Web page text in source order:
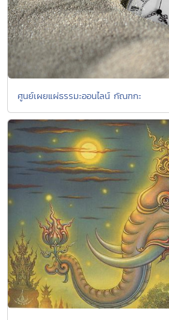
ศูนย์เผยแผ่ธรรมะออนไลน์ กัณฑกะ